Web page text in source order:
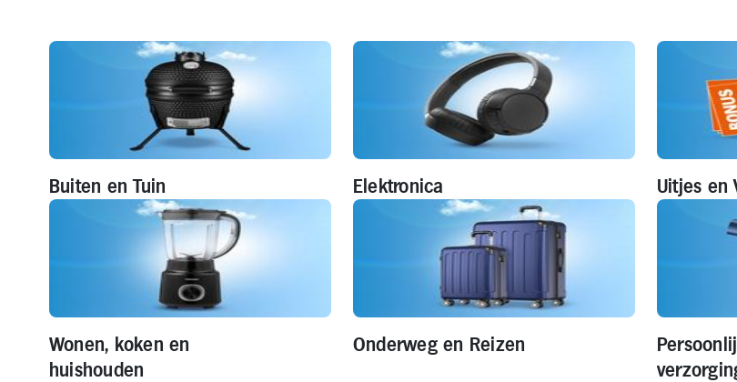
Buiten en Tuin Elektronica Uitjes en
Wonen, koken en
huishouden
Onderweg en Reizen